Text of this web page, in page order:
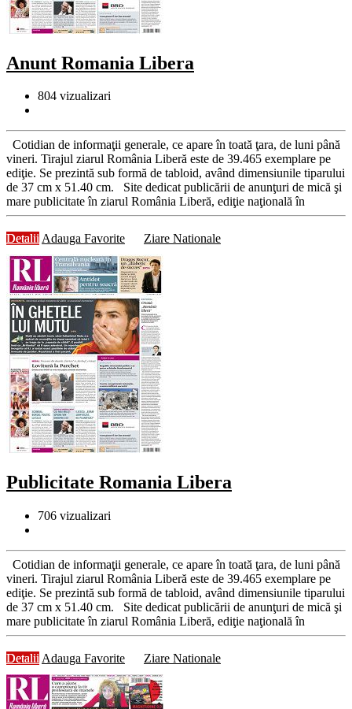
Anunt Romania Libera
804 vizualizari
Cotidian de informaţii generale, ce apare în toată ţara, de luni până
vineri. Tirajul ziarul România Liberă este de 39.465 exemplare pe
ediţie. Se prezintă sub formă de tabloid, având dimensiunile tiparului
de 37 cm x 51.40 cm. Site dedicat publicării de anunţuri de mică şi
mare publicitate în ziarul România Liberă, ediţie naţională în
DetaliiAdauga Favorite Ziare Nationale
Publicitate Romania Libera
706 vizualizari
Cotidian de informaţii generale, ce apare în toată ţara, de luni până
vineri. Tirajul ziarul România Liberă este de 39.465 exemplare pe
ediţie. Se prezintă sub formă de tabloid, având dimensiunile tiparului
de 37 cm x 51.40 cm. Site dedicat publicării de anunţuri de mică şi
mare publicitate în ziarul România Liberă, ediţie naţională în
Detalii Adauga Favorite Ziare Nationale